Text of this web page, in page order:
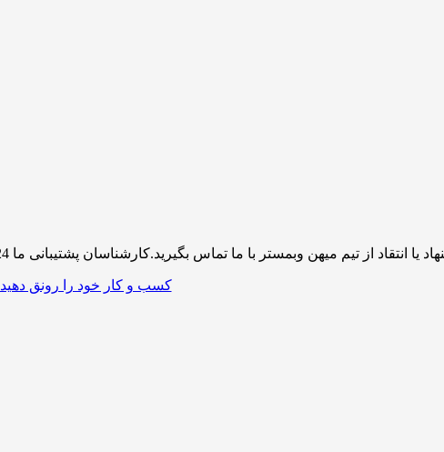
با ما تماس بگیرید.کارشناسان پشتیبانی ما 24 ساعته آماده خدمت رسانی به شما کاربران گرامی میباشند
کسب و کار خود را رونق دهید